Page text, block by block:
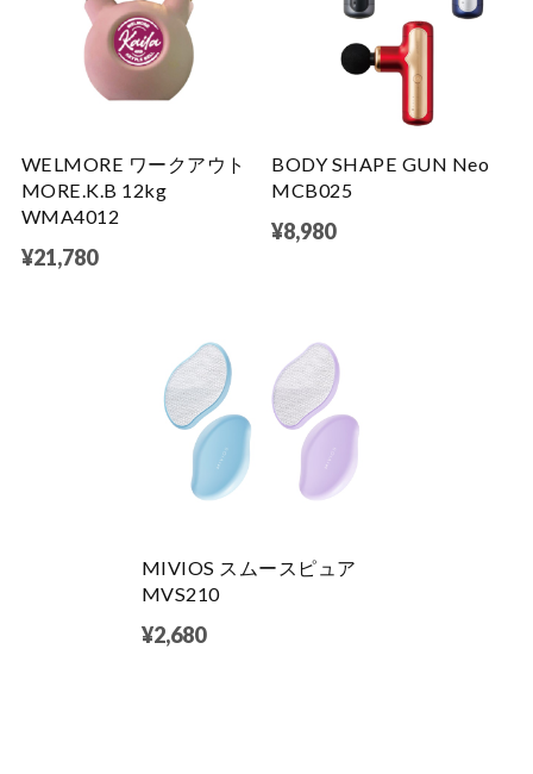
WELMORE ワークアウト
MORE.K.B 12kg
WMA4012
¥21,780
BODY SHAPE GUN Neo
MCB025
¥8,980
MIVIOS スムースピュア
MVS210
¥2,680